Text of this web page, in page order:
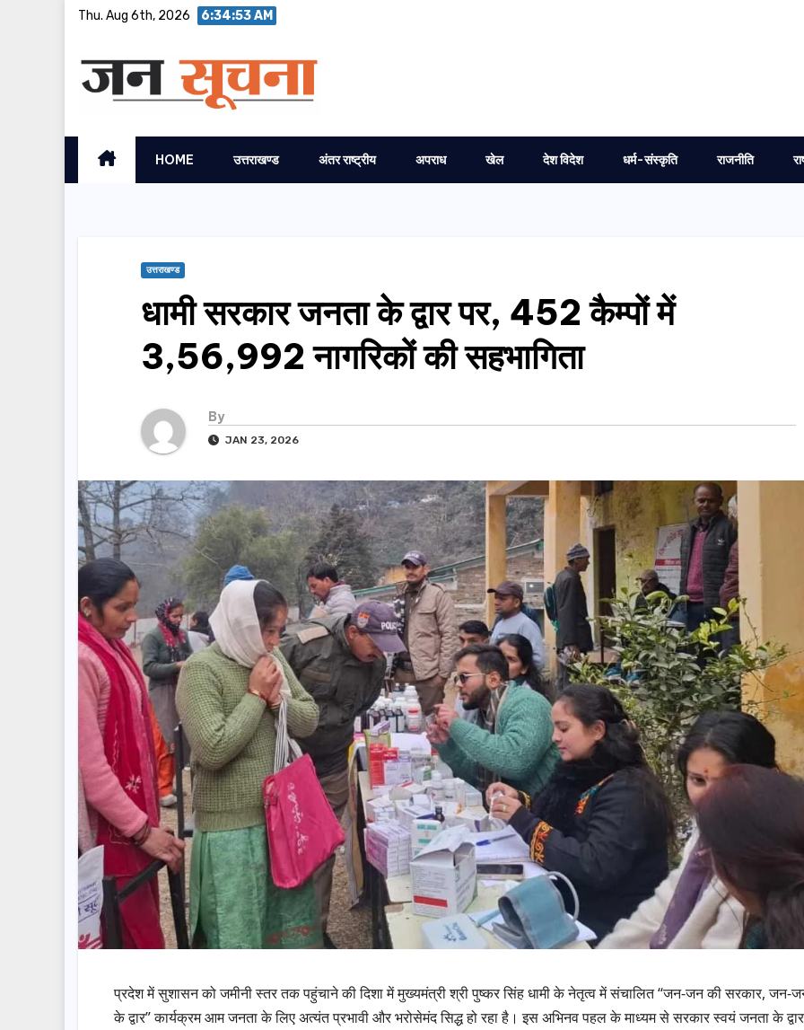
Thu. Aug 6th, 2026 6:34:55 AM
HOME उत्तराखण्ड अंतर राष्ट्रीय अपराध खेल देश विदेश धर्म-संस्कृति राजनीति
उत्तराखण्ड
धामी सरकार जनता के द्वार पर, 452 कैम्पों में
3,56,992 नागरिकों की सहभागिता
By
JAN 23, 2026
प्रदेश में सुशासन को जमीनी स्तर तक पहुंचाने की दिशा में मुख्यमंत्री श्री पुष्कर सिंह धामी के नेतृत्व में संचालित “जन-जन की सरकार, जन-
के द्वार” कार्यक्रम आम जनता के लिए अत्यंत प्रभावी और भरोसेमंद सिद्ध हो रहा है। इस अभिनव पहल के माध्यम से सरकार स्वयं जनता के द्वार